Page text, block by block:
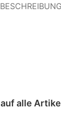
BESCHREIBUNG
auf alle